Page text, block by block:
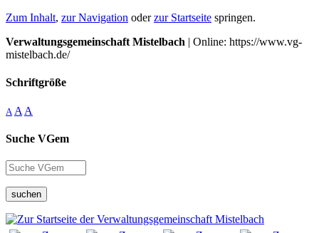
Zum Inhalt, zur Navigation oderzur Startseite springen.
Verwaltungsgemeinschaft Mistelbach | Online: https://www.vg-
mistelbach.de/
Schriftgröße
A A A
Suche VGem
suchen